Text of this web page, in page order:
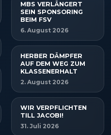
MBS VERLÄNGERT
SEIN SPONSORING
BEIM FSV
6. August 2026
HERBER DÄMPFER
AUF DEM WEG ZUM
KLASSENERHALT
2. August 2026
WIR VERPFLICHTEN
TILL JACOBI!
31. Juli 2026